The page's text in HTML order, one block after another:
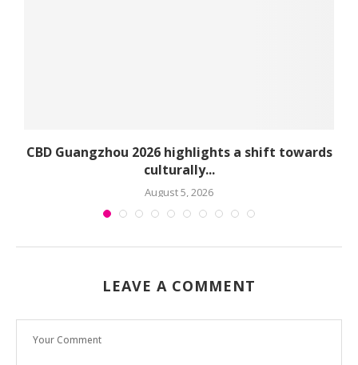
CBD Guangzhou 2026 highlights a shift towards
culturally...
August 5, 2026
LEAVE A COMMENT